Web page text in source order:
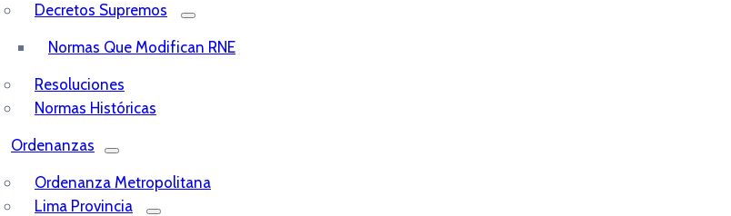
Decretos Supremos
Normas Que Modifican RNE
Resoluciones
Normas Históricas
Ordenanzas
Ordenanza Metropolitana
Lima Provincia